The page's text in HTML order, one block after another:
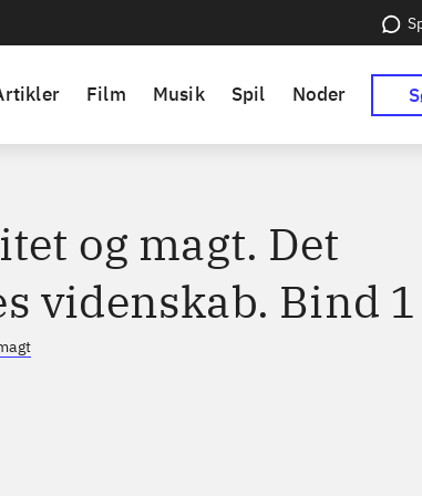
Film Musik Spil Noder
og magt. Det
videnskab. Bind 1